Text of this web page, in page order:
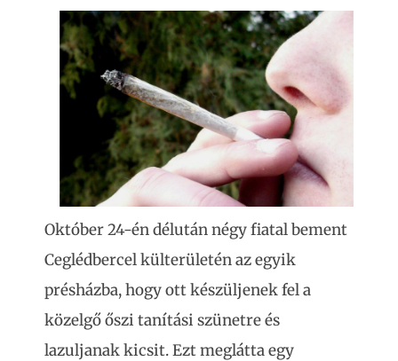
Október 24-én délután négy fiatal bement
Ceglédbercel külterületén az egyik
présházba, hogy ott készüljenek fel a
közelgő őszi tanítási szünetre és
lazuljanak kicsit. Ezt meglátta egy